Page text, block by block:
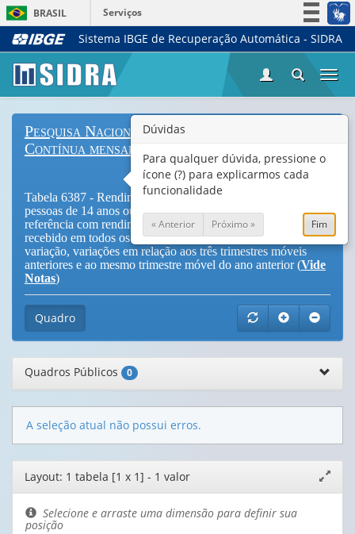
BRASIL
Serviços
Simplifique!
Acesso à informação
Sistema IBGE de Recuperação Automática - SIDRA
Pesquisa Nacional por Amostra de Domicílios
Contínua mensal
Tabela 6387 - Rendimento médio mensal real e nominal das
pessoas de 14 anos ou mais de idade ocupadas na semana de
referência com rendimento de trabalho, efetivamente
recebido em todos os trabalhos - Total, coeficiente de
variação, variações em relação aos três trimestres móveis
anteriores e ao mesmo trimestre móvel do ano anterior (Vide
Notas)
Quadro
Quadros Públicos 0
A seleção atual não possui erros.
Editor
de
layout
janela
Layout: 1 tabela [1 x 1] - 1 valor
Selecione e arraste uma dimensão para definir sua
posição
Dúvidas
Para qualquer dúvida, pressione o
ícone (?) para explicarmos cada
funcionalidade
« Anterior Próximo » Fim